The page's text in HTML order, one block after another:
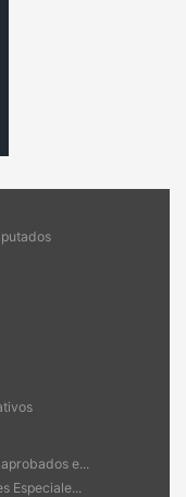
e...
Especiale...